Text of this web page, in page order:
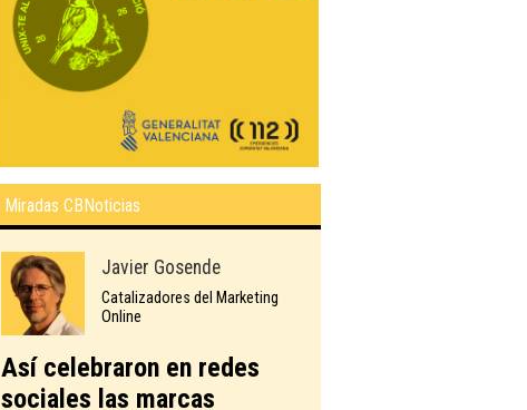
Miradas CBNoticias
Javier Gosende
Catalizadores del Marketing
Online
Así celebraron en redes
sociales las marcas